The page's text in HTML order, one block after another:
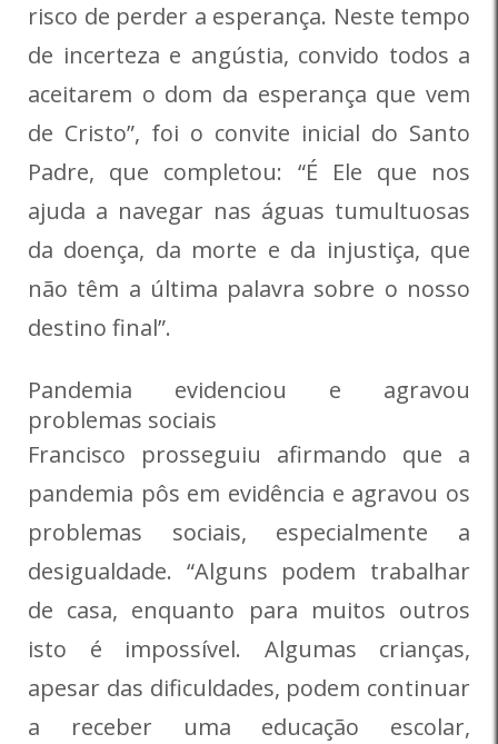
risco de perder a esperança. Neste tempo
de incerteza e angústia, convido todos a
aceitarem o dom da esperança que vem
de Cristo”, foi o convite inicial do Santo
Padre, que completou: “É Ele que nos
ajuda a navegar nas águas tumultuosas
da doença, da morte e da injustiça, que
não têm a última palavra sobre o nosso
destino final”.
Pandemia evidenciou e agravou
problemas sociais
Francisco prosseguiu afirmando que a
pandemia pôs em evidência e agravou os
problemas sociais, especialmente a
desigualdade. “Alguns podem trabalhar
de casa, enquanto para muitos outros
isto é impossível. Algumas crianças,
apesar das dificuldades, podem continuar
a receber uma educação escolar,